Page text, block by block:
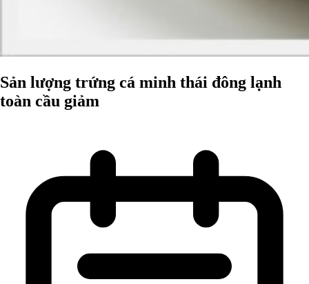
Sản lượng trứng cá minh thái đông lạnh
toàn cầu giảm